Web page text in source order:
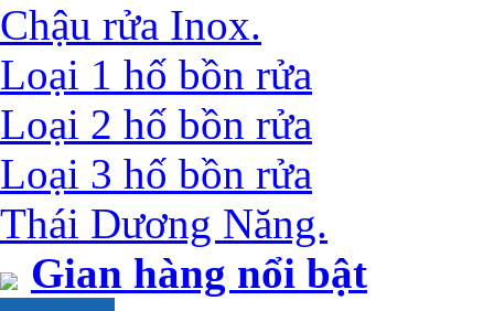
Chậu rửa Inox.
Loại 1 hố bồn rửa
Loại 2 hố bồn rửa
Loại 3 hố bồn rửa
Thái Dương Năng.
Gian hàng nổi bật